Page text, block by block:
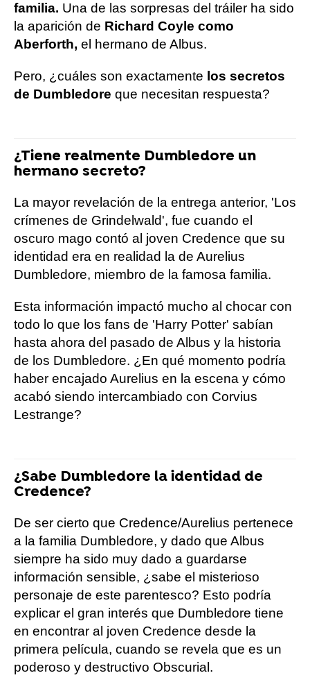
familia. Una de las sorpresas del tráiler ha sido
la aparición de Richard Coyle como
Aberforth, el hermano de Albus.
Pero, ¿cuáles son exactamente los secretos
de Dumbledore que necesitan respuesta?
¿Tiene realmente Dumbledore un
hermano secreto?
La mayor revelación de la entrega anterior, 'Los
crímenes de Grindelwald', fue cuando el
oscuro mago contó al joven Credence que su
identidad era en realidad la de Aurelius
Dumbledore, miembro de la famosa familia.
Esta información impactó mucho al chocar con
todo lo que los fans de 'Harry Potter' sabían
hasta ahora del pasado de Albus y la historia
de los Dumbledore. ¿En qué momento podría
haber encajado Aurelius en la escena y cómo
acabó siendo intercambiado con Corvius
Lestrange?
¿Sabe Dumbledore la identidad de
Credence?
De ser cierto que Credence/Aurelius pertenece
a la familia Dumbledore, y dado que Albus
siempre ha sido muy dado a guardarse
información sensible, ¿sabe el misterioso
personaje de este parentesco? Esto podría
explicar el gran interés que Dumbledore tiene
en encontrar al joven Credence desde la
primera película, cuando se revela que es un
poderoso y destructivo Obscurial.